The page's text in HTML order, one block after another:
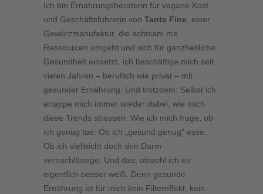
Ich bin Ernährungsberaterin für vegane Kost
und Geschäftsführerin von Tante Fine, einer
Gewürzmanufaktur, die achtsam mit
Ressourcen umgeht und sich für ganzheitliche
Gesundheit einsetzt. Ich beschäftige mich seit
vielen Jahren – beruflich wie privat – mit
gesunder Ernährung. Und trotzdem: Selbst ich
ertappe mich immer wieder dabei, wie mich
diese Trends stressen. Wie ich mich frage, ob
ich genug tue. Ob ich „gesund genug“ esse.
Ob ich vielleicht doch den Darm
vernachlässige. Und das, obwohl ich es
eigentlich besser weiß. Denn gesunde
Ernährung ist für mich kein Filtereffekt, kein